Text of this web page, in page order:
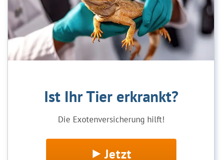
Ist Ihr Tier erkrankt?
Die Exotenversicherung hilft!
Jetzt